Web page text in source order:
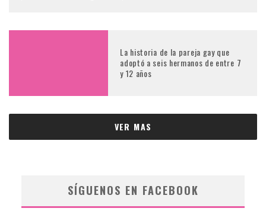
La historia de la pareja gay que
adoptó a seis hermanos de entre 7
y 12 años
VER MAS
SÍGUENOS EN FACEBOOK